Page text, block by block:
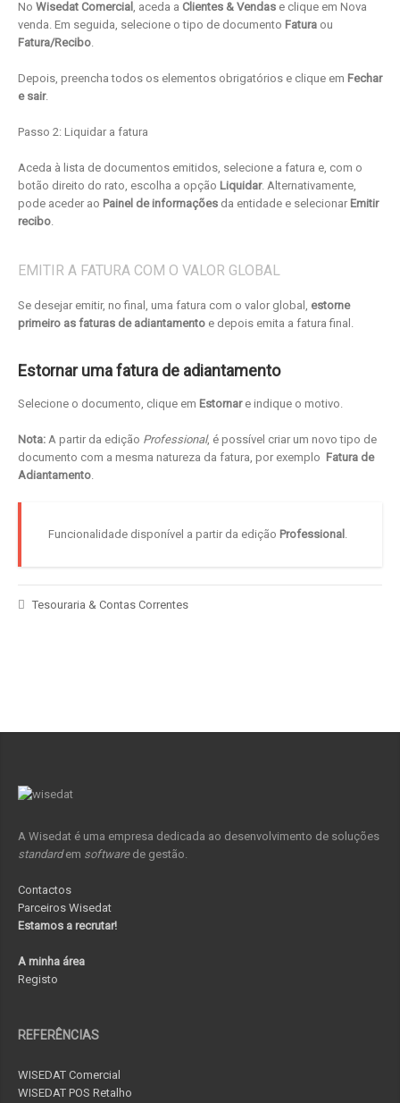
No Wisedat Comercial , aceda a Clientes & Vendas e clique em Nova
venda. Em seguida, selecione o tipo de documento Fatura ou
Fatura/Recibo.
Depois, preencha todos os elementos obrigatórios e clique em Fechar
e sair.
Passo 2: Liquidar a fatura
Aceda à lista de documentos emitidos, selecione a fatura e, com o
botão direito do rato, escolha a opção Liquidar. Alternativamente,
pode aceder ao Painel de informações da entidade e selecionar Emitir
recibo.
EMITIR A FATURA COM O VALOR GLOBAL
Se desejar emitir, no final, uma fatura com o valor global, estorne
primeiro as faturas de adiantamento e depois emita a fatura final.
Estornar uma fatura de adiantamento
Selecione o documento, clique em Estornare indique o motivo.
Nota: A partir da edição Professional, é possível criar um novo tipo de
documento com a mesma natureza da fatura, por exemplo Fatura de
Adiantamento.
Funcionalidade disponível a partir da edição Professional .
Tesouraria & Contas Correntes
A Wisedat é uma empresa dedicada ao desenvolvimento de soluções
standardem softwarede gestão.
Contactos
Parceiros Wisedat
Estamos a recrutar!
A minha área
Registo
REFERÊNCIAS
WISEDAT Comercial
WISEDAT POS Retalho